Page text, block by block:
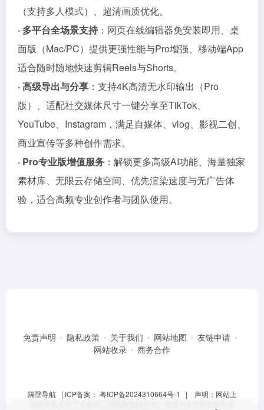
（支持多人模式）、超清画质优化。
· 多平台全场景支持 ：网页在线编辑器免安装即用、桌
面版（Mac/PC）提供更强性能与Pro增强、移动端App
适合随时随地快速剪辑Reels与Shorts。
· 高级导出与分享 ：支持4K高清无水印输出（Pro
版）、适配社交媒体尺寸一键分享至TikTok、
YouTube、Instagram，满足自媒体、vlog、影视二创、
商业宣传等多种创作需求。
· Pro专业版增值服务 ：解锁更多高级AI功能、海量独家
素材库、无限云存储空间、优先渲染速度与无广告体
验，适合高频专业创作者与团队使用。
免责声明 隐私政策 关于我们 网站地图
友链申请
网站收录
商务合作
隔壁导航| ICP备案： 粤ICP备2024310664号-1 | 声明：网站上